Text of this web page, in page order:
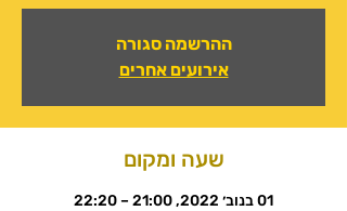
ההרשמה סגורה
אירועים אחרים
שעה ומקום
01 בנוב׳ 2022, 21:00 – 22:20